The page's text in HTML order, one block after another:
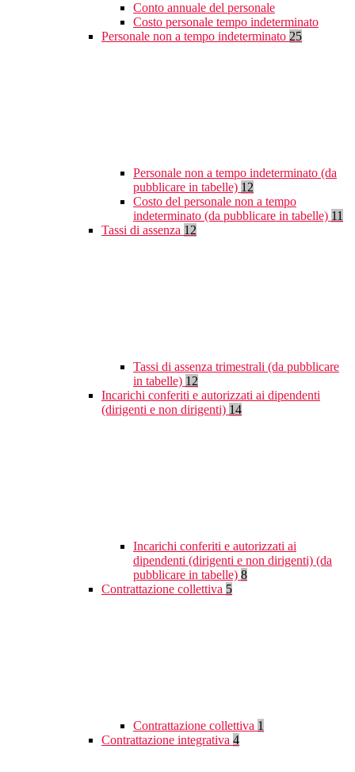
Conto annuale del personale
Costo personale tempo indeterminato
Personale non a tempo indeterminato 25
Personale non a tempo indeterminato (da
pubblicare in tabelle) 12
Costo del personale non a tempo
indeterminato (da pubblicare in tabelle) 11
Tassi di assenza 12
Tassi di assenza trimestrali (da pubblicare
in tabelle) 12
Incarichi conferiti e autorizzati ai dipendenti
(dirigenti e non dirigenti) 14
Incarichi conferiti e autorizzati ai
dipendenti (dirigenti e non dirigenti) (da
pubblicare in tabelle) 8
Contrattazione collettiva 5
Contrattazione collettiva 1
Contrattazione integrativa 4